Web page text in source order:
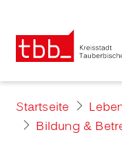
Startseite
Bildung &